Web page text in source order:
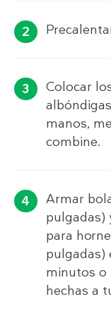
Colocar
manos,
combine.
Armar
pulgadas)
para
pulgadas)
minutos o
hechas a